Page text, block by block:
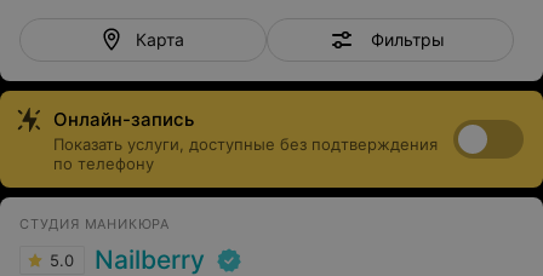
Карта Фильтры
Онлайн-запись
Показать услуги, доступные без подтверждения
по телефону
СТУДИЯ МАНИКЮРА
5.0 Nailberry